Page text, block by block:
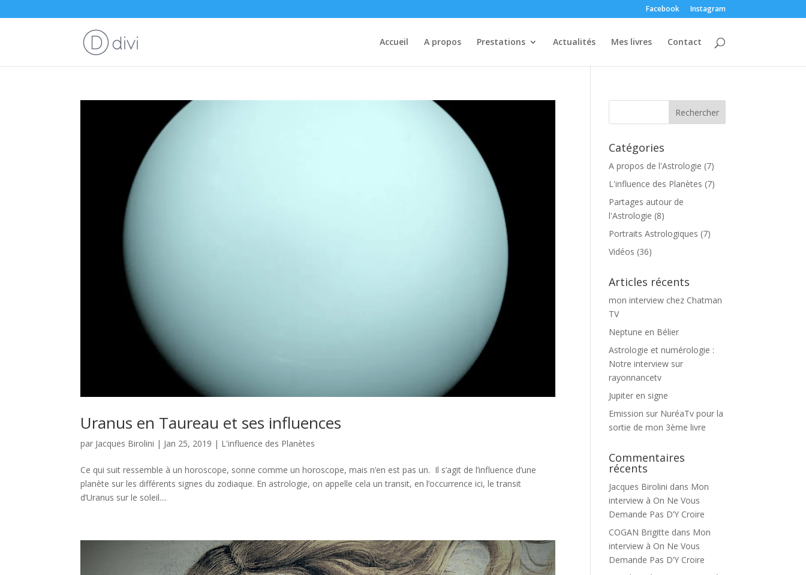
Facebook Instagram
Accueil A propos Prestations Actualités Mes livres Contact
Uranus en Taureau et ses influences
par Jacques Birolini | Jan 25, 2019 | L'influence des Planètes
Ce qui suit ressemble à un horoscope, sonne comme un horoscope, mais n’en est pas un. Il s’agit de l’influence d’une
planète sur les différents signes du zodiaque. En astrologie, on appelle cela un transit, en l’occurrence ici, le transit
d’Uranus sur le soleil....
Catégories
A propos de l'Astrologie (7)
L'influence des Planètes (7)
Partages autour de
l'Astrologie (8)
Portraits Astrologiques (7)
Vidéos (36)
Articles récents
mon interview chez Chatman
TV
Neptune en Bélier
Astrologie et numérologie :
Notre interview sur
rayonnancetv
Jupiter en signe
Emission sur NuréaTv pour la
sortie de mon 3ème livre
Commentaires
récents
Jacques Birolini dans Mon
interview à On Ne Vous
Demande Pas D’Y Croire
COGAN Brigitte dans Mon
interview à On Ne Vous
Demande Pas D’Y Croire